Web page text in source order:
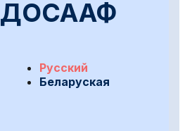
ДОСААФ
Русский
Беларуская